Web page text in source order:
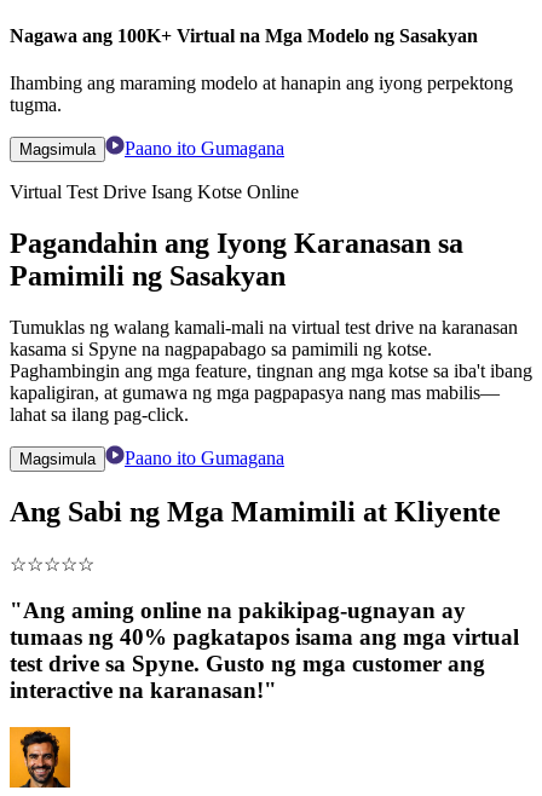
Nagawa ang 100K+ Virtual na Mga Modelo ng Sasakyan
Ihambing ang maraming modelo at hanapin ang iyong perpektong
tugma.
Magsimula Paano ito Gumagana
Virtual Test Drive Isang Kotse Online
Pagandahin ang Iyong Karanasan sa
Pamimili ng Sasakyan
Tumuklas ng walang kamali-mali na virtual test drive na karanasan
kasama si Spyne na nagpapabago sa pamimili ng kotse.
Paghambingin ang mga feature, tingnan ang mga kotse sa iba't ibang
kapaligiran, at gumawa ng mga pagpapasya nang mas mabilis—
lahat sa ilang pag-click.
Magsimula Paano ito Gumagana
Ang Sabi ng Mga Mamimili at Kliyente
☆☆☆☆☆
"Ang aming online na pakikipag-ugnayan ay
tumaas ng 40% pagkatapos isama ang mga virtual
test drive sa Spyne. Gusto ng mga customer ang
interactive na karanasan!"